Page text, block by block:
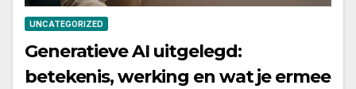
UNCATEGORIZED
Generatieve AI uitgelegd:
betekenis, werking en wat je ermee